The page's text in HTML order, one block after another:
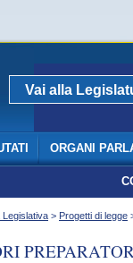
Vai alla
ORGANI
Legislativa > Progetti di legge